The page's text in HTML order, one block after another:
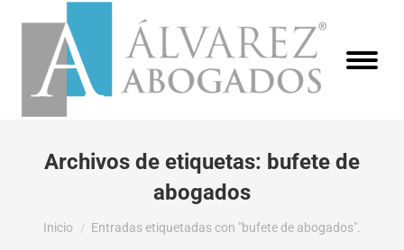
Archivos de etiquetas: bufete de
abogados
Estás aquí:
Inicio Entradas etiquetadas con "bufete de abogados".